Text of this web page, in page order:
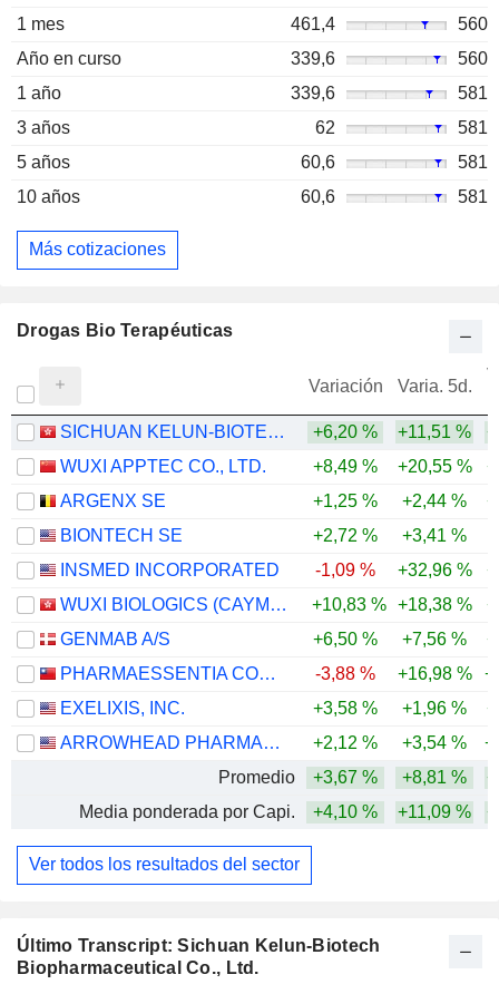
Último Transcript: Sichuan Kelun-Biotech
Biopharmaceutical Co., Ltd.
1 mes
461,4
560
Año en curso
339,6
560
1 año
339,6
581
3 años
62
581
5 años
60,6
581
10 años
60,6 581
Más cotizaciones
Drogas Bio Terapéuticas
Variación Varia. 5d.
SICHUAN KELUN-BIOTECH BIOPHARMACEUTICAL CO., LTD. +6,20 % +11,51 %
WUXI APPTEC CO., LTD.
+8,49 % +20,55 %
ARGENX SE
+1,25 % +2,44 %
BIONTECH SE
+2,72 % +3,41 %
INSMED INCORPORATED
-1,09 % +32,96 %
WUXI BIOLOGICS (CAYMAN) INC.
+10,83 % +18,38 %
GENMAB A/S
+6,50 % +7,56 %
PHARMAESSENTIA CORPORATION
-3,88 % +16,98 %
EXELIXIS, INC.
+3,58 % +1,96 %
ARROWHEAD PHARMACEUTICALS, INC.
+2,12 % +3,54 %
Promedio
+3,67 % +8,81 %
Media ponderada por Capi.
+4,10 % +11,09 %
Ver todos los resultados del sector